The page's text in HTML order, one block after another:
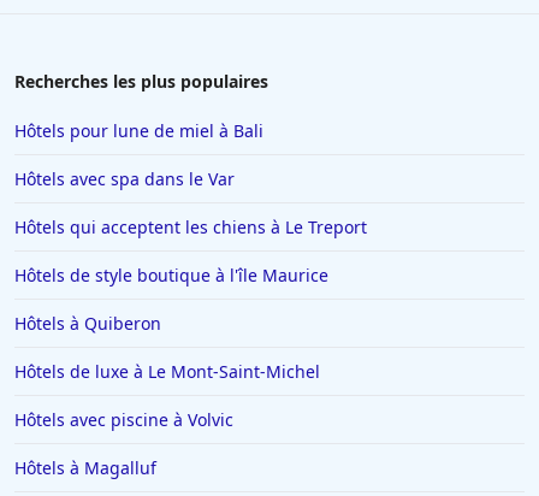
Recherches les plus populaires
Hôtels pour lune de miel à Bali
Hôtels avec spa dans le Var
Hôtels qui acceptent les chiens à Le Treport
Hôtels de style boutique à l'île Maurice
Hôtels à Quiberon
Hôtels de luxe à Le Mont-Saint-Michel
Hôtels avec piscine à Volvic
Hôtels à Magalluf